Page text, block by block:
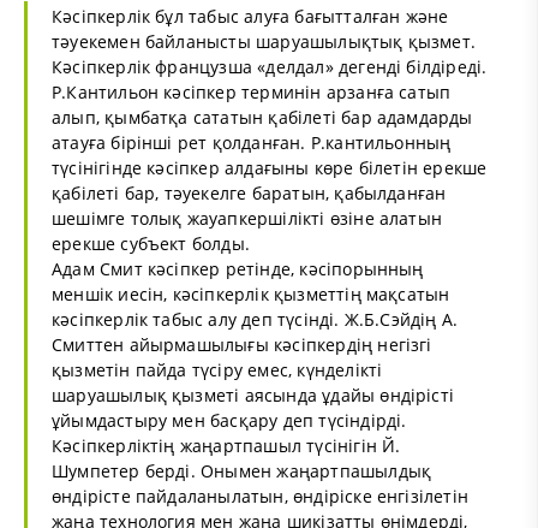
Кәсіпкерлік бұл табыс алуға бағытталған және
тәуекемен байланысты шаруашылықтық қызмет.
Кәсіпкерлік французша «делдал» дегенді білдіреді.
Р.Кантильон кәсіпкер терминін арзанға сатып
алып, қымбатқа сататын қабілеті бар адамдарды
атауға бірінші рет қолданған. Р.кантильонның
түсінігінде кәсіпкер алдағыны көре білетін ерекше
қабілеті бар, тәуекелге баратын, қабылданған
шешімге толық жауапкершілікті өзіне алатын
ерекше субъект болды.
Адам Смит кәсіпкер ретінде, кәсіпорынның
меншік иесін, кәсіпкерлік қызметтің мақсатын
кәсіпкерлік табыс алу деп түсінді. Ж.Б.Сэйдің А.
Смиттен айырмашылығы кәсіпкердің негізгі
қызметін пайда түсіру емес, күнделікті
шаруашылық қызметі аясында ұдайы өндірісті
ұйымдастыру мен басқару деп түсіндірді.
Кәсіпкерліктің жаңартпашыл түсінігін Й.
Шумпетер берді. Онымен жаңартпашылдық
өндірісте пайдаланылатын, өндіріске енгізілетін
жаңа технология мен жаңа шикізатты өнімдерді,